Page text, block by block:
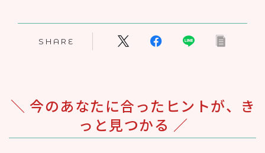
SHARE
＼ 今のあなたに合ったヒントが、き
っと見つかる ／